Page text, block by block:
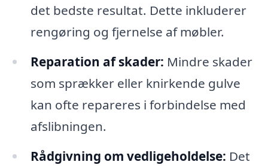
det bedste resultat. Dette inkluderer
rengøring og fjernelse af møbler.
Reparation af skader: Mindre skader
som sprækker eller knirkende gulve
kan ofte repareres i forbindelse med
afslibningen.
Rådgivning om vedligeholdelse: Det